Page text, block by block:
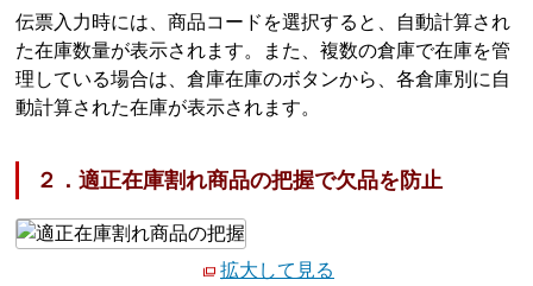
伝票入力時には、商品コードを選択すると、自動計算され
た在庫数量が表示されます。また、複数の倉庫で在庫を管
理している場合は、倉庫在庫のボタンから、各倉庫別に自
動計算された在庫が表示されます。
２．適正在庫割れ商品の把握で欠品を防止
拡大して見る